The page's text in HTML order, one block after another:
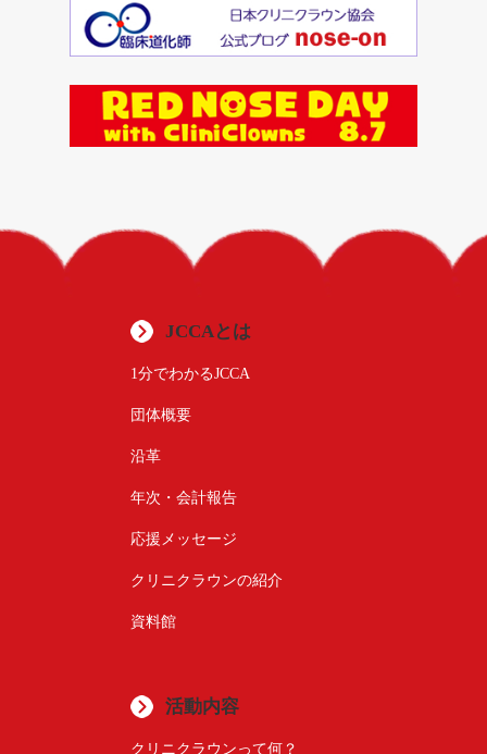
JCCAとは
1分でわかるJCCA
団体概要
沿革
年次・会計報告
応援メッセージ
クリニクラウンの紹介
資料館
活動内容
クリニクラウンって何？